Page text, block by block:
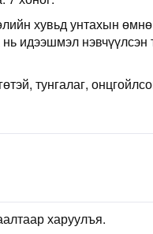
хувьд унтахын
идээшмэл нэвчүүлсэн
тунгалаг,
харуулъя.